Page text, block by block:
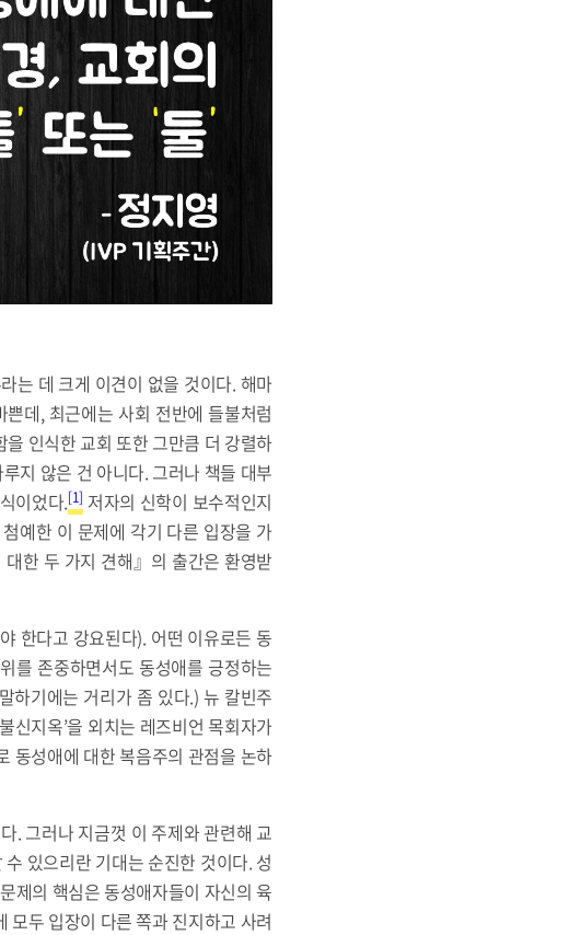
는 데 크게 이견이 없을 것이다. 해마
데, 최근에는 사회 전반에 들불처럼
인식한 교회 또한 그만큼 더 강렬하
지 않은 건 아니다. 그러나 책들 대부
이었다.[1] 저자의 신학이 보수적인지
예한 이 문제에 각기 다른 입장을 가
한 두 가지 견해』의 출간은 환영받
한다고 강요된다). 어떤 이유로든 동
를 존중하면서도 동성애를 긍정하는
하기에는 거리가 좀 있다.) 뉴 칼빈주
신지옥’을 외치는 레즈비언 목회자가
동성애에 대한 복음주의 관점을 논하
. 그러나 지금껏 이 주제와 관련해 교
있으리란 기대는 순진한 것이다. 성
제의 핵심은 동성애자들이 자신의 육
모두 입장이 다른 쪽과 진지하고 사려